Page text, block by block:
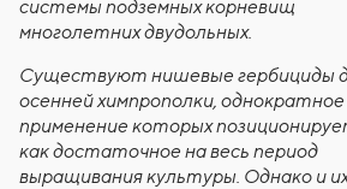
системы подземных корневищ
многолетних двудольных.
Существуют нишевые гербициды
осенней химпрополки, однократное
применение которых
как достаточное на весь период
выращивания культуры. Однако и